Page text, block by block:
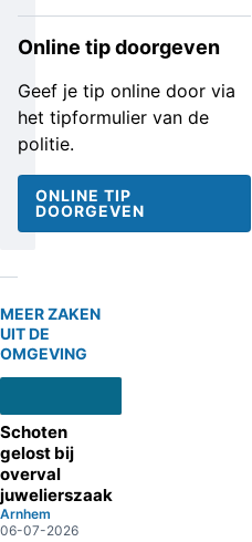
Online tip doorgeven
Geef je tip online door via
het tipformulier van de
politie.
ONLINE TIP
DOORGEVEN
MEER ZAKEN
UIT DE
OMGEVING
Schoten
gelost bij
overval
juwelierszaak
Arnhem
06-07-2026